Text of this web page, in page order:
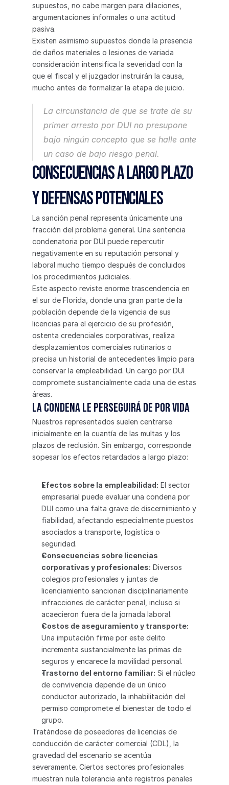
supuestos, no cabe margen para dilaciones,
argumentaciones informales o una actitud
pasiva.
Existen asimismo supuestos donde la presencia
de daños materiales o lesiones de variada
consideración intensifica la severidad con la
que el fiscal y el juzgador instruirán la causa,
mucho antes de formalizar la etapa de juicio.
La circunstancia de que se trate de su
primer arresto por DUI no presupone
bajo ningún concepto que se halle ante
un caso de bajo riesgo penal.
Consecuencias a largo plazo
y defensas potenciales
La sanción penal representa únicamente una
fracción del problema general. Una sentencia
condenatoria por DUI puede repercutir
negativamente en su reputación personal y
laboral mucho tiempo después de concluidos
los procedimientos judiciales.
Este aspecto reviste enorme trascendencia en
el sur de Florida, donde una gran parte de la
población depende de la vigencia de sus
licencias para el ejercicio de su profesión,
ostenta credenciales corporativas, realiza
desplazamientos comerciales rutinarios o
precisa un historial de antecedentes limpio para
conservar la empleabilidad. Un cargo por DUI
compromete sustancialmente cada una de estas
áreas.
La condena le perseguirá de por vida
Nuestros representados suelen centrarse
inicialmente en la cuantía de las multas y los
plazos de reclusión. Sin embargo, corresponde
sopesar los efectos retardados a largo plazo:
Efectos sobre la empleabilidad: El sector
empresarial puede evaluar una condena por
DUI como una falta grave de discernimiento y
fiabilidad, afectando especialmente puestos
asociados a transporte, logística o
seguridad.
Consecuencias sobre licencias
corporativas y profesionales: Diversos
colegios profesionales y juntas de
licenciamiento sancionan disciplinariamente
infracciones de carácter penal, incluso si
acaecieron fuera de la jornada laboral.
Costos de aseguramiento y transporte:
Una imputación firme por este delito
incrementa sustancialmente las primas de
seguros y encarece la movilidad personal.
Trastorno del entorno familiar: Si el núcleo
de convivencia depende de un único
conductor autorizado, la inhabilitación del
permiso compromete el bienestar de todo el
grupo.
Tratándose de poseedores de licencias de
conducción de carácter comercial (CDL), la
gravedad del escenario se acentúa
severamente. Ciertos sectores profesionales
muestran nula tolerancia ante registros penales